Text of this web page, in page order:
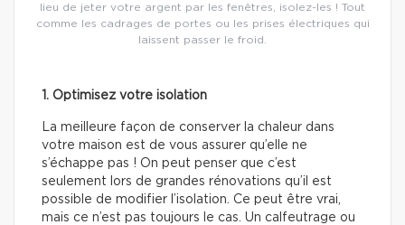
lieu de jeter votre argent par les fenêtres, isolez-les ! Tout
comme les cadrages de portes ou les prises électriques qui
laissent passer le froid.
1. Optimisez votre isolation
La meilleure façon de conserver la chaleur dans
votre maison est de vous assurer qu’elle ne
s’échappe pas ! On peut penser que c’est
seulement lors de grandes rénovations qu’il est
possible de modifier l’isolation. Ce peut être vrai,
mais ce n’est pas toujours le cas. Un calfeutrage ou